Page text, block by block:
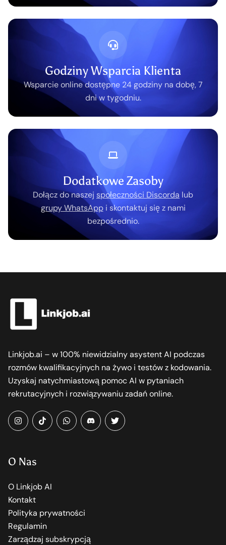
Godziny Wsparcia Klienta
Wsparcie online dostępne 24 godziny na dobę, 7
dni w tygodniu.
Dodatkowe Zasoby
Dołącz do naszej społeczności Discorda lub
grupy WhatsAppi skontaktuj się z nami
bezpośrednio.
Linkjob.ai – w 100% niewidzialny asystent AI podczas
rozmów kwalifikacyjnych na żywo i testów z kodowania.
Uzyskaj natychmiastową pomoc AI w pytaniach
rekrutacyjnych i rozwiązywaniu zadań online.
instagramtiktok whatsappDiscordtwitter
O Nas
O Linkjob AI
Kontakt
Polityka prywatności
Regulamin
Zarządzaj subskrypcją